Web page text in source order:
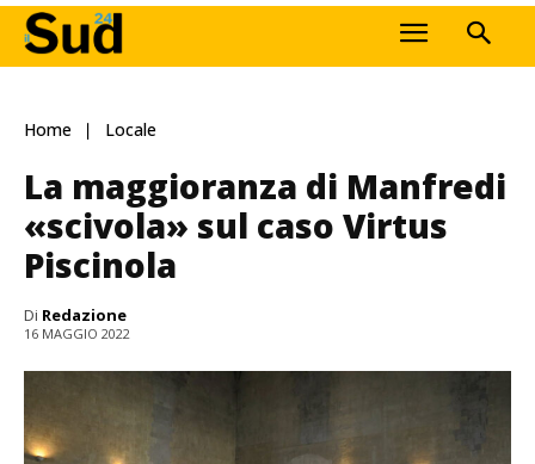
Home Locale
La maggioranza di Manfredi
«scivola» sul caso Virtus
Piscinola
Di Redazione
16 MAGGIO 2022